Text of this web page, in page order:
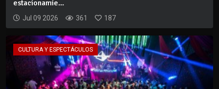
estacionamie...
Jul 09 2026 361 187
CULTURA Y ESPECTÁCULOS